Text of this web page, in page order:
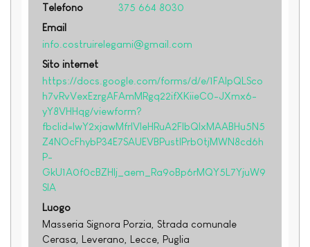
Telefono
375 664 8030
Email
info.costruirelegami@gmail.com
Sito internet
https://docs.google.com/forms/d/e/1FAIpQLSco
h7vRvVexEzrgAFAmMRgq22ifXKiieC0-JXmx6-
yY8VHHqg/viewform?
fbclid=IwY2xjawMfrlVleHRuA2FlbQIxMAABHu5N5
Z4NOcFhybP34E7SAUEVBPustIPrb0tjMWN8cd6h
P-
GkU1A0f0cBZHIj_aem_Ra9oBp6rMQY5L7YjuW9
SlA
Luogo
Masseria Signora Porzia, Strada comunale
Cerasa, Leverano, Lecce, Puglia